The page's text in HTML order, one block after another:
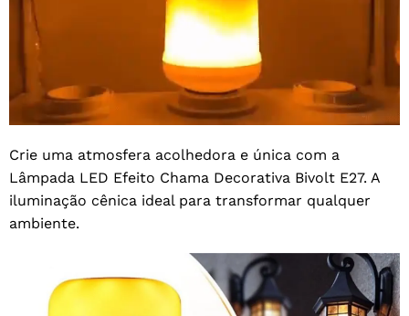
Crie uma atmosfera acolhedora e única com a
Lâmpada LED Efeito Chama Decorativa Bivolt E27. A
iluminação cênica ideal para transformar qualquer
ambiente.